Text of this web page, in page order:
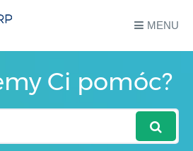
MENU
Ci pomóc?